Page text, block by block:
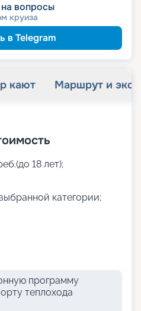
вопросы
круиза
в Telegram
кают Маршрут и
18 лет);
категории;
программу
теплохода